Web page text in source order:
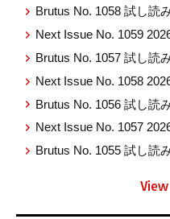
Brutus No. 1058 試し読
Next Issue No. 1059
Brutus No. 1057 試し読
Next Issue No. 1058
Brutus No. 1056 試し読
Next Issue No. 1057
Brutus No. 1055 試し読